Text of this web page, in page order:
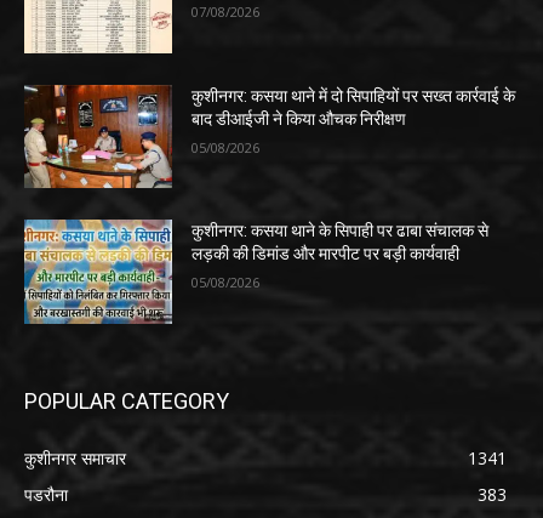
07/08/2026
कुशीनगर: कसया थाने में दो सिपाहियों पर सख्त कार्रवाई के
बाद डीआईजी ने किया औचक निरीक्षण
05/08/2026
कुशीनगर: कसया थाने के सिपाही पर ढाबा संचालक से
लड़की की डिमांड और मारपीट पर बड़ी कार्यवाही
05/08/2026
POPULAR CATEGORY
कुशीनगर समाचार
1341
पडरौना
383